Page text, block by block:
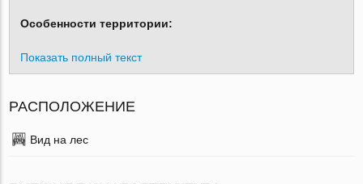
Особенности территории:
Показать полный текст
РАСПОЛОЖЕНИЕ
Вид на лес